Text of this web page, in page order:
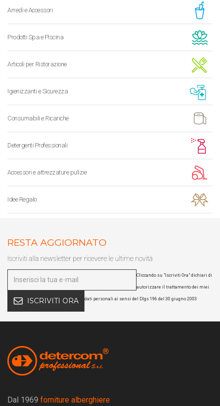
Arredi e Accessori
Prodotti Spa e Piscina
Articoli per Ristorazione
Igienizzanti e Sicurezza
Consumabili e Ricariche
Detergenti Professionali
Accessori e attrezzature pulizie
Idee Regalo
RESTA AGGIORNATO
Iscriviti alla newsletter per ricevere le ultime novità
ISCRIVITI ORA
Cliccando su "Iscriviti Ora" dichiari di
autorizzare il trattamento dei miei
dati personali ai sensi del Dlgs 196 del 30 giugno 2003
Dal 1969 forniture alberghiere